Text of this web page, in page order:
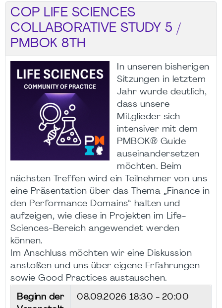
COP LIFE SCIENCES
COLLABORATIVE STUDY 5 /
PMBOK 8TH
In unseren bisherigen
Sitzungen in letztem
Jahr wurde deutlich,
dass unsere
Mitglieder sich
intensiver mit dem
PMBOK® Guide
auseinandersetzen
möchten. Beim
nächsten Treffen wird ein Teilnehmer von uns
eine Präsentation über das Thema „Finance in
den Performance Domains“ halten und
aufzeigen, wie diese in Projekten im Life-
Sciences-Bereich angewendet werden
können.
Im Anschluss möchten wir eine Diskussion
anstoßen und uns über eigene Erfahrungen
sowie Good Practices austauschen.
Beginn der
08.09.2026 18:30 - 20:00